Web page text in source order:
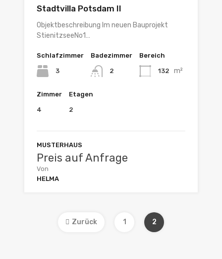
Stadtvilla Potsdam II
Objektbeschreibung Im neuen Bauprojekt
StienitzseeNo1…
Schlafzimmer
3
Badezimmer
2
Bereich
132 m²
Zimmer
4
Etagen
2
MUSTERHAUS
Preis auf Anfrage
Von
HELMA
Zurück 1 2